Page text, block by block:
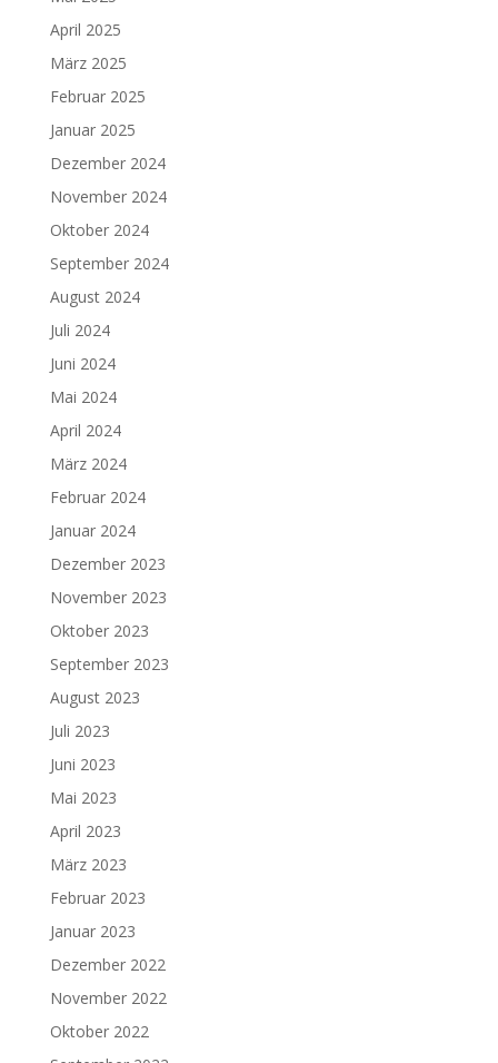
April 2025
März 2025
Februar 2025
Januar 2025
Dezember 2024
November 2024
Oktober 2024
September 2024
August 2024
Juli 2024
Juni 2024
Mai 2024
April 2024
März 2024
Februar 2024
Januar 2024
Dezember 2023
November 2023
Oktober 2023
September 2023
August 2023
Juli 2023
Juni 2023
Mai 2023
April 2023
März 2023
Februar 2023
Januar 2023
Dezember 2022
November 2022
Oktober 2022